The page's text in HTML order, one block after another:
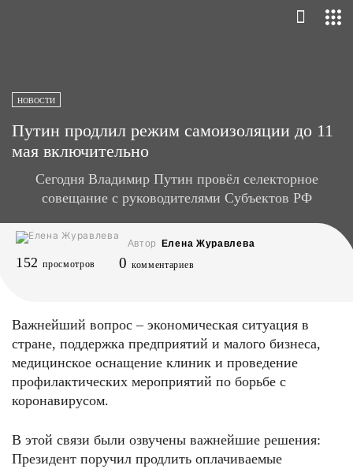
НОВОСТИ
Путин продлил режим самоизоляции до 11
мая включительно
Сегодня Владимир Путин провёл селекторное
совещание с руководителями Субъектов РФ
Автор Елена Журавлева
152 просмотров 0 комментариев
Важнейший вопрос – экономическая ситуация в
стране, поддержка предприятий и малого бизнеса,
медицинское оснащение клиник и проведение
профилактических мероприятий по борьбе с
коронавирусом.
В этой связи были озвучены важнейшие решения:
Президент поручил продлить оплачиваемые